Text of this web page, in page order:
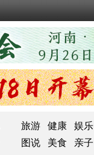
旅游 健康 娱乐
图说 美食 亲子